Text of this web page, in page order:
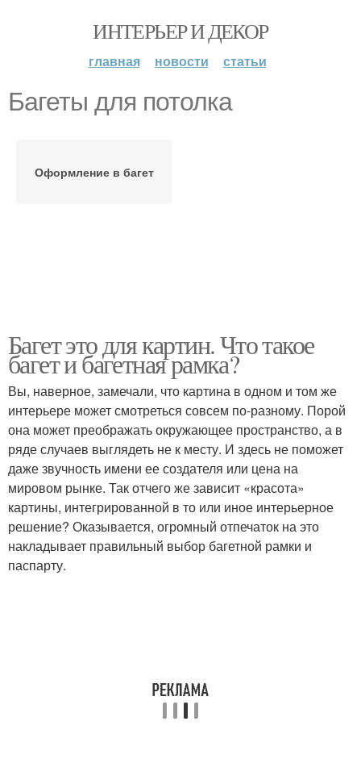
ИНТЕРЬЕР И ДЕКОР
главная новости статьи
Багеты для потолка
Оформление в багет
Багет это для картин. Что такое
багет и багетная рамка?
Вы, наверное, замечали, что картина в одном и том же
интерьере может смотреться совсем по-разному. Порой
она может преображать окружающее пространство, а в
ряде случаев выглядеть не к месту. И здесь не поможет
даже звучность имени ее создателя или цена на
мировом рынке. Так отчего же зависит «красота»
картины, интегрированной в то или иное интерьерное
решение? Оказывается, огромный отпечаток на это
накладывает правильный выбор багетной рамки и
паспарту.